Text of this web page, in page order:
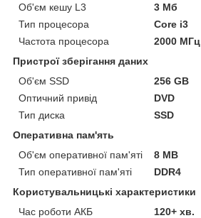
Об'єм кешу L3
3 Мб
Тип процесора
Core i3
Частота процесора
2000 МГц
Пристрої зберігання даних
Об'єм SSD
256 GB
Оптичний привід
DVD
Тип диска
SSD
Оперативна пам'ять
Об'єм оперативної пам'яті
8 MB
Тип оперативної пам'яті
DDR4
Користувальницькі характеристики
Час роботи АКБ
120+ хв.